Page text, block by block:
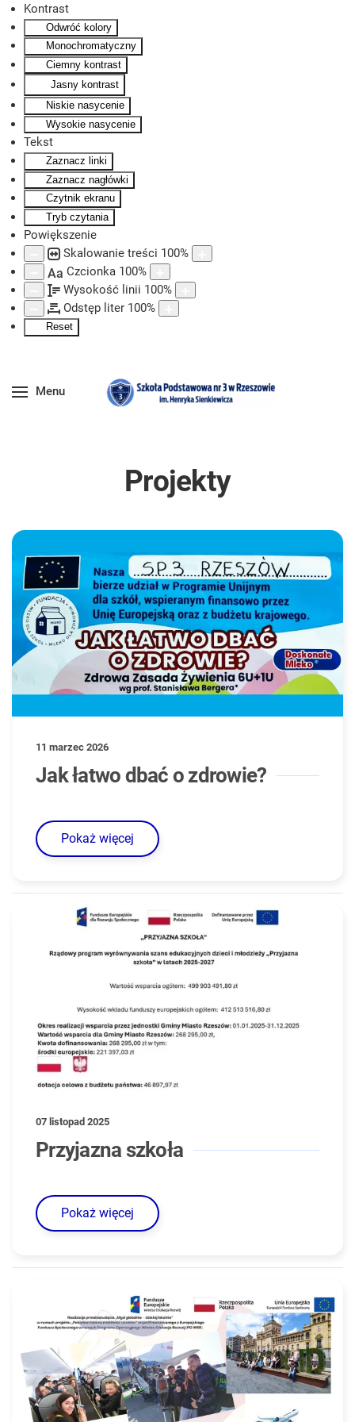
Kontrast
Odwróć kolory
Monochromatyczny
Ciemny kontrast
Jasny kontrast
Niskie nasycenie
Wysokie nasycenie
Tekst
Zaznacz linki
Zaznacz nagłówki
Czytnik ekranu
Tryb czytania
Powiększenie
Skalowanie treści 100%
Aa Czcionka 100%
Wysokość linii 100%
Odstęp liter 100%
Reset
Skip to main content
Menu
Projekty
11 marzec 2026
Jak łatwo dbać o zdrowie?
Pokaż więcej
07 listopad 2025
Przyjazna szkoła
Pokaż więcej